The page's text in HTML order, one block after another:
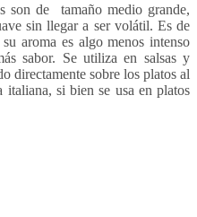
son de tamaño medio grande,
sin llegar a ser volátil. Es de
aroma es algo menos intenso
sabor. Se utiliza en salsas y
directamente sobre los platos al
si bien se usa en platos